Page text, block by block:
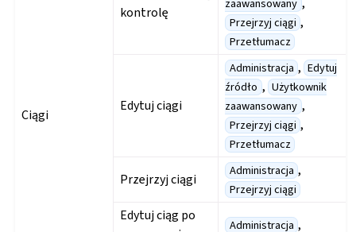
Ciągi
kontrolę
zaawansowany
Przejrzyj ciągi ,
Przetłumacz
Edytuj ciągi
Administracja , Edytuj
źródło , Użytkownik
zaawansowany ,
Przejrzyj ciągi ,
Przetłumacz
Przejrzyj ciągi
Administracja ,
Przejrzyj ciągi
Edytuj ciąg po
Administracja ,